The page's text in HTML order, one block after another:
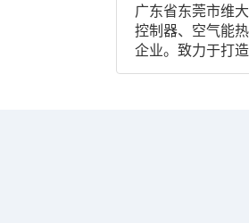
广东省东莞市维
控制器、空气能
企业。致力于打